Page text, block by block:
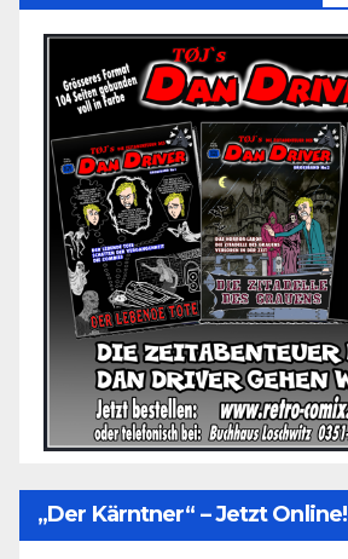
„Der Kärntner“ – Jetzt Online!